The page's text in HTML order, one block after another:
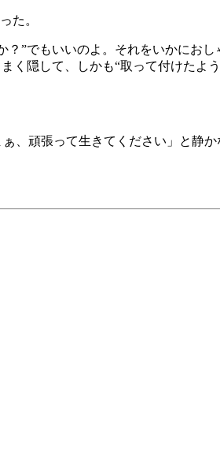
た。
”でもいいのよ。それをいかにお
隠して、しかも“取って付けたよ
、頑張って生きてください」と静